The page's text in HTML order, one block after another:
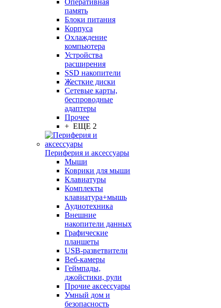
Оперативная
память
Блоки питания
Корпуса
Охлаждение
компьютера
Устройства
расширения
SSD накопители
Жесткие диски
Сетевые карты,
беспроводные
адаптеры
Прочее
+ ЕЩЕ 2
Периферия и аксессуары
Мыши
Коврики для мыши
Клавиатуры
Комплекты
клавиатура+мышь
Аудиотехника
Внешние
накопители данных
Графические
планшеты
USB-разветвители
Веб-камеры
Геймпады,
джойстики, рули
Прочие аксессуары
Умный дом и
безопасность